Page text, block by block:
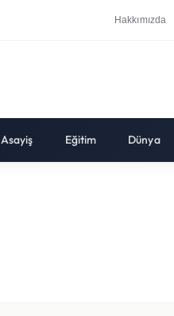
Hakkımızda
Asayiş Eğitim Dünya